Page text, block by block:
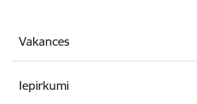
Vakances
Iepirkumi